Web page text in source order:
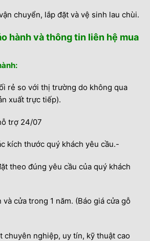
chuyển, lắp đặt và vệ sinh lau chùi.
hành và thông tin liên hệ mua
rẻ so với thị trường do không qua
xuất trực tiếp).
trợ 24/07
kích thước quý khách yêu cầu.-
theo đúng yêu cầu của quý khách
cửa trong 1 năm. (Báo giá cửa gỗ
chuyên nghiệp, uy tín, kỹ thuật cao